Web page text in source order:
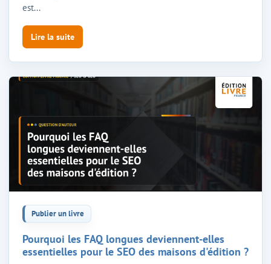
est...
Lire la suite
Publier un livre
Pourquoi les FAQ longues deviennent-elles
essentielles pour le SEO des maisons d'édition ?